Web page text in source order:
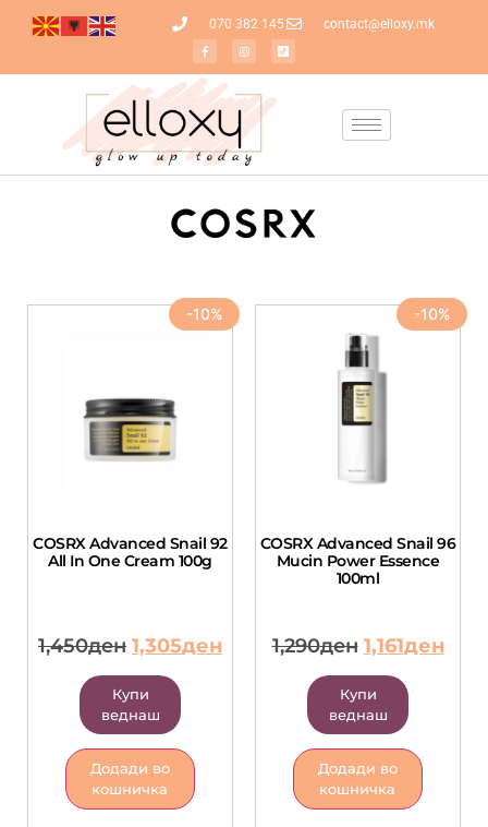
070 382 145 contact@elloxy.mk
-10%
COSRX Advanced Snail 92
All In One Cream 100g
1,450ден 1,305ден
Купи
веднаш
Додади во
кошничка
-10%
COSRX Advanced Snail 96
Mucin Power Essence
100ml
1,290ден 1,161ден
Купи
веднаш
Додади во
кошничка